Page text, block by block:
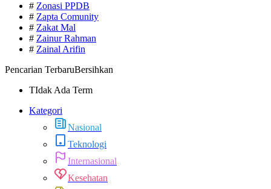
# Zonasi PPDB
# Zapta Comunity
# Zakat Mal
# Zainur Rahman
# Zainal Arifin
Pencarian TerbaruBersihkan
TIdak Ada Term
Kategori
Nasional
Teknologi
Internasional
Kesehatan